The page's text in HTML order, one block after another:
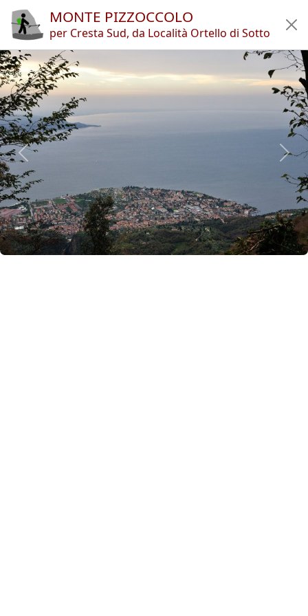
Itinerari Rifugi Articoli
App
Autori
Novità en
it
Italia Provincia di Brescia
Monte Pizzoccolo
MONTE PIZZOCCOLO
per Cresta Sud, da Località Ortello di Sotto
Previous Next
Copyright © 2010-2021 trekking-etc - Tutti i diritti riservati
Developed bygb-ing
termini d'uso-esclusione di responsabilità-privacy e cookie
Pagine viste: 3707404